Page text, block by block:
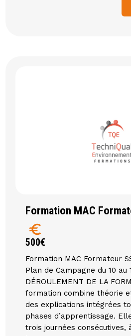
Formation MAC
euro
500€
Formation MAC Formateur
Plan de Campagne du 10 au
DÉROULEMENT DE LA
formation combine théorie
des explications intégrées
phases d’apprentissage.
trois journées consécutives,